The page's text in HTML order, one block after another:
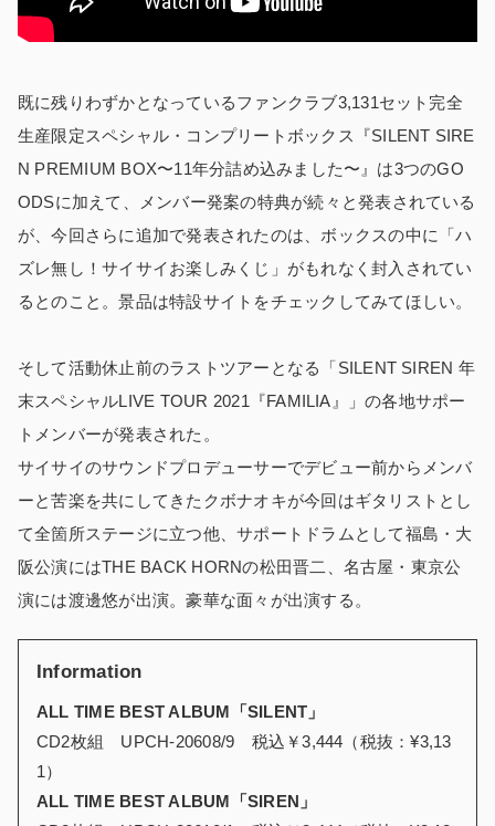
既に残りわずかとなっているファンクラブ3,131セット完全
生産限定スペシャル・コンプリートボックス『SILENT SIRE
N PREMIUM BOX〜11年分詰め込みました〜』は3つのGO
ODSに加えて、メンバー発案の特典が続々と発表されている
が、今回さらに追加で発表されたのは、ボックスの中に「ハ
ズレ無し！サイサイお楽しみくじ」がもれなく封入されてい
るとのこと。景品は特設サイトをチェックしてみてほしい。
そして活動休止前のラストツアーとなる「SILENT SIREN 年
末スペシャルLIVE TOUR 2021『FAMILIA』」の各地サポー
トメンバーが発表された。
サイサイのサウンドプロデューサーでデビュー前からメンバ
ーと苦楽を共にしてきたクボナオキが今回はギタリストとし
て全箇所ステージに立つ他、サポートドラムとして福島・大
阪公演にはTHE BACK HORNの松田晋二、名古屋・東京公
演には渡邊悠が出演。豪華な面々が出演する。
Information
ALL TIME BEST ALBUM「SILENT」
CD2枚組 UPCH-20608/9 税込￥3,444（税抜：¥3,13
1）
ALL TIME BEST ALBUM「SIREN」